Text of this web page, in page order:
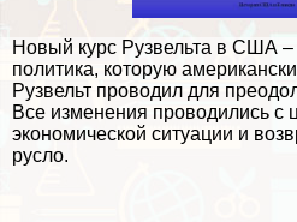
Новый курс Рузвельта в США –
политика, которую
Рузвельт проводил для
Все изменения проводились с
экономической ситуации и
русло.